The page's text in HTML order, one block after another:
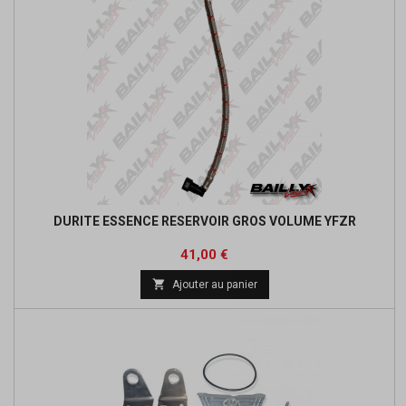
DURITE ESSENCE RESERVOIR GROS VOLUME YFZR
Prix
41,00 €
 Ajouter au panier